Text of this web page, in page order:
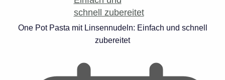
One Pot Pasta mit Linsennudeln: Einfach und schnell
zubereitet